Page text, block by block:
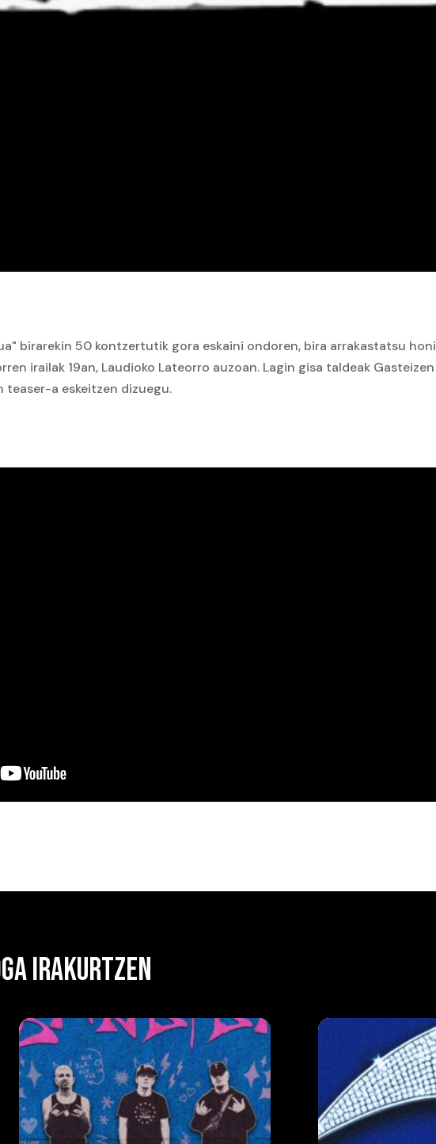
birarekin 50 kontzertutik gora eskaini ondoren, bira arrakastatsu honi
irailak 19an, Laudioko Lateorro auzoan. Lagin gisa taldeak Gasteizen
teaser-a eskeitzen dizuegu.
IRAKURTZEN